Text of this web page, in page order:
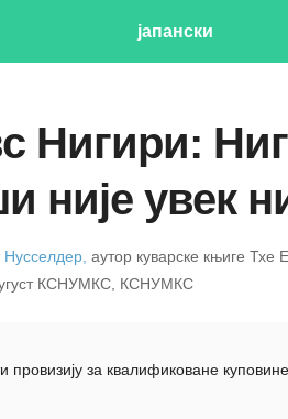
јапански
Нигири:
није увек
Нусселдер, аутор куварске књиге
КСНУМКС, КСНУМКС
провизију за квалификоване